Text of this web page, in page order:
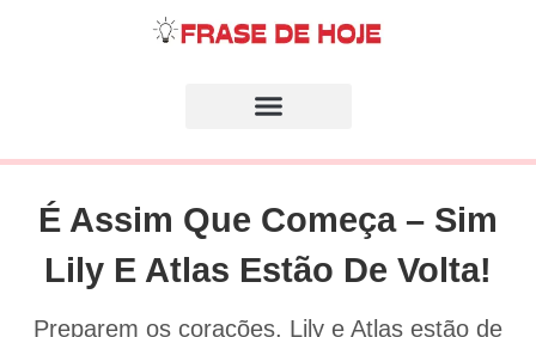
É Assim Que Começa – Sim
Lily E Atlas Estão De Volta!
Preparem os corações. Lily e Atlas estão de